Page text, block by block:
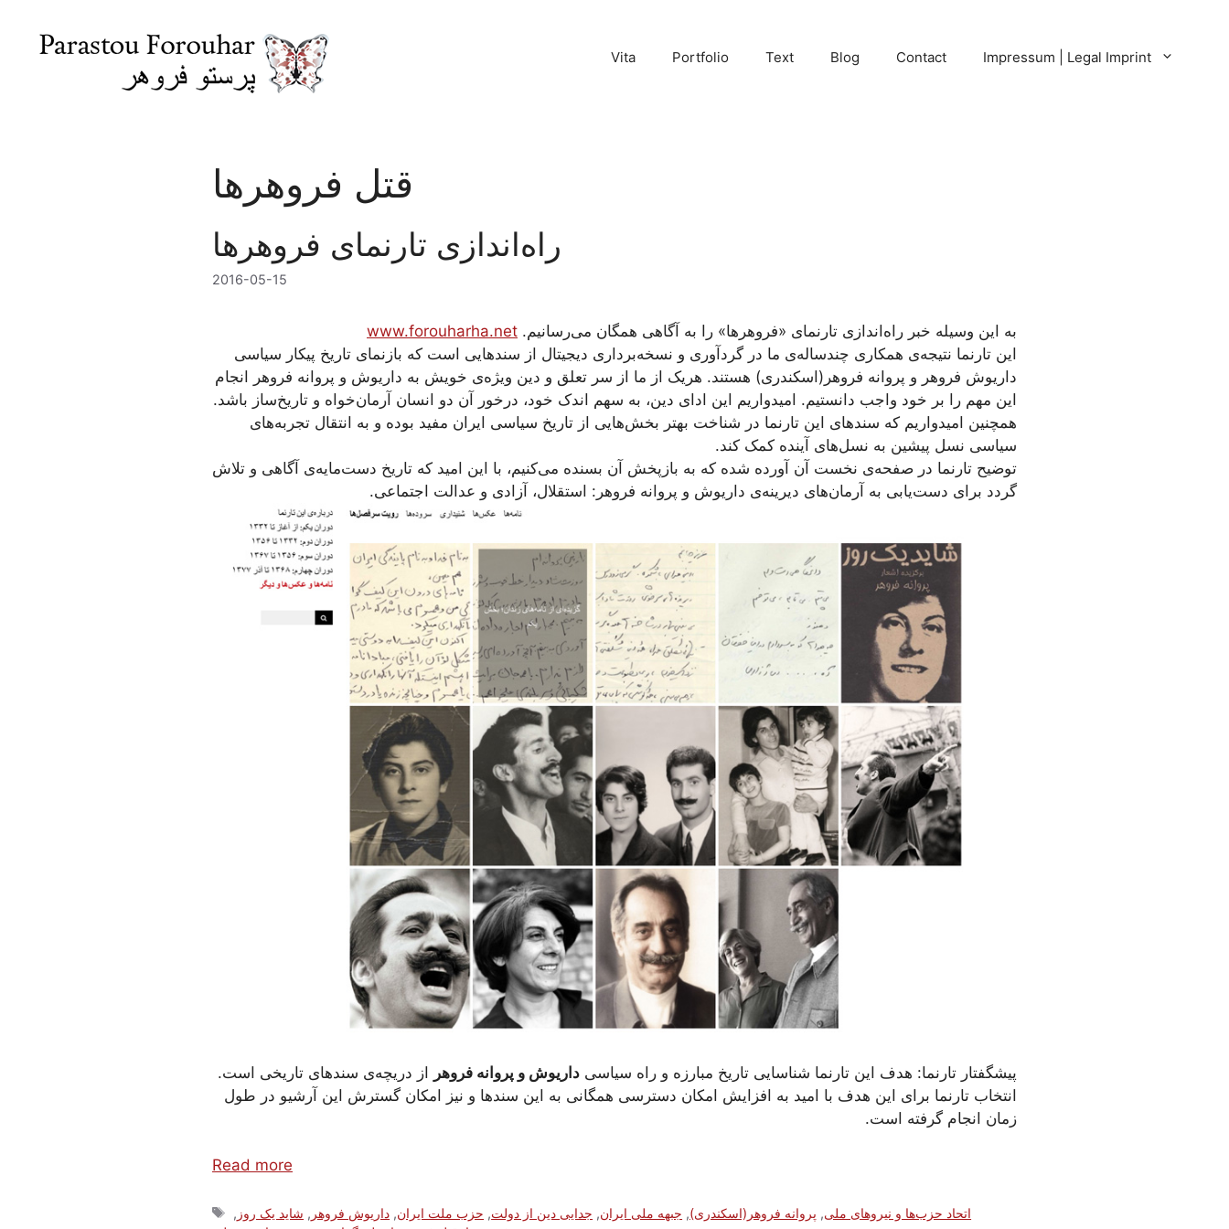
Vita Portfolio Text Blog Contact Impressum | Legal Imprint
قتل فروهرها
راه‌اندازی تارنمای فروهرها
2016-05-15
به این وسیله خبر راه‌اندازی تارنمای «فروهرها» را به آگاهی همگان می‌رسانیم. www.forouharha.net
این تارنما نتیجه‌ی همکاری چندساله‌ی ما در گردآوری و نسخه‌برداری دیجیتال از سندهایی است که بازنمای تاریخ پیکار سیاسی
داریوش فروهر و پروانه فروهر(اسکندری) هستند. هریک از ما از سر تعلق و دین ویژه‌ی خویش به داریوش و پروانه فروهر انجام
این مهم را بر خود واجب دانستیم. امیدواریم این ادای دین، به سهم اندک خود، درخور آن دو انسان آرمان‌خواه و تاریخ‌ساز باشد.
همچنین امیدواریم که سندهای این تارنما در شناخت بهتر بخش‌هایی از تاریخ سیاسی ایران مفید بوده و به انتقال تجربه‌های
سیاسی نسل پیشین به نسل‌های آینده کمک کند.
توضیح تارنما در صفحه‌ی نخست آن آورده شده که به بازپخش آن بسنده می‌کنیم، با این امید که تاریخ دست‌مایه‌ی آگاهی و تلاش
گردد برای دست‌یابی به آرمان‌های دیرینه‌ی داریوش و پروانه فروهر: استقلال، آزادی و عدالت اجتماعی.
پیشگفتار تارنما: هدف این تارنما شناسایی تاریخ مبارزه‌ و راه سیاسی داریوش و پروانه فروهر
از دریچه‌ی سندهای تاریخی است.
انتخاب تارنما برای این هدف با امید به افزایش امکان دسترسی همگانی به این سندها و نیز امکان گسترش این آرشیو در طول
زمان انجام گرفته است.
Read more
Tags اتحاد حزب‌ها و نیروهای ملی, پروانه فروهر(اسکندری), جبهه ملی ایران, جدایی دین از دولت, حزب ملت ایران, داریوش فروهر , شاید یک روز ,